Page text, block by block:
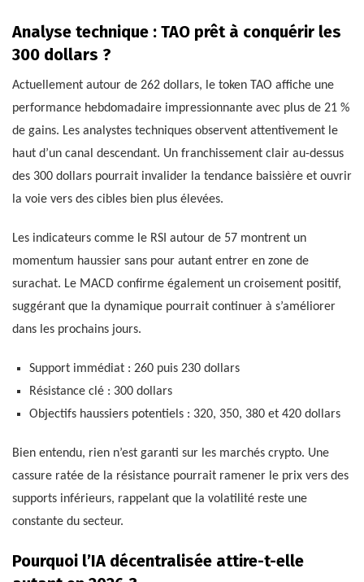
Analyse technique : TAO prêt à conquérir les
300 dollars ?
Actuellement autour de 262 dollars, le token TAO affiche une
performance hebdomadaire impressionnante avec plus de 21 %
de gains. Les analystes techniques observent attentivement le
haut d’un canal descendant. Un franchissement clair au-dessus
des 300 dollars pourrait invalider la tendance baissière et ouvrir
la voie vers des cibles bien plus élevées.
Les indicateurs comme le RSI autour de 57 montrent un
momentum haussier sans pour autant entrer en zone de
surachat. Le MACD confirme également un croisement positif,
suggérant que la dynamique pourrait continuer à s’améliorer
dans les prochains jours.
Support immédiat : 260 puis 230 dollars
Résistance clé : 300 dollars
Objectifs haussiers potentiels : 320, 350, 380 et 420 dollars
Bien entendu, rien n’est garanti sur les marchés crypto. Une
cassure ratée de la résistance pourrait ramener le prix vers des
supports inférieurs, rappelant que la volatilité reste une
constante du secteur.
Pourquoi l’IA décentralisée attire-t-elle